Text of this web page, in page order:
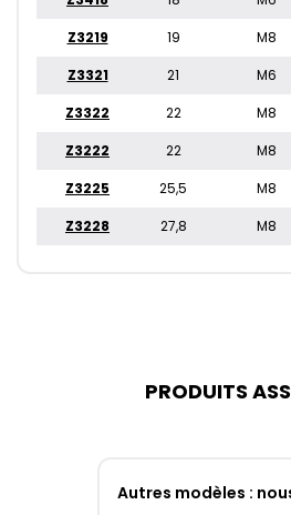
Z3219
19 M8
Z3321
21 M6
Z3322
22 M8
Z3222
22 M8
Z3225
25,5 M8
Z3228
27,8 M8
PRODUITS
Autres modèles :